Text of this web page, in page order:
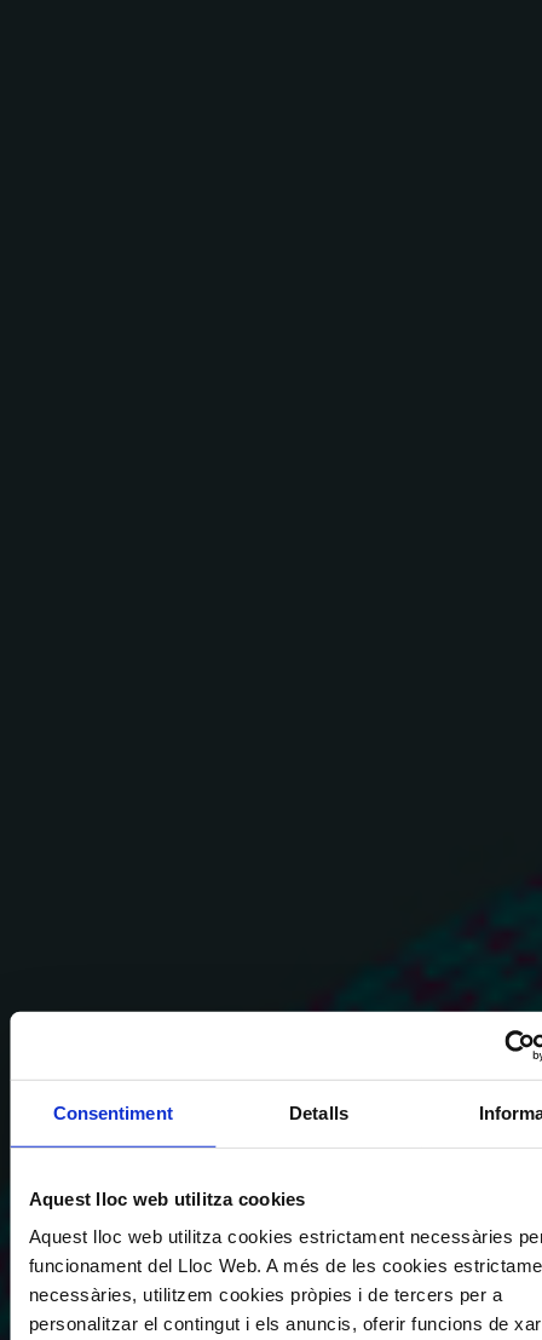
Consentiment Detalls
Aquest lloc web utilitza cookies
Aquest lloc web utilitza cookies estrictament necessàries
funcionament del Lloc Web. A més de les cookies
necessàries, utilitzem cookies pròpies i de tercers per a
personalitzar el contingut i els anuncis, oferir funcions de